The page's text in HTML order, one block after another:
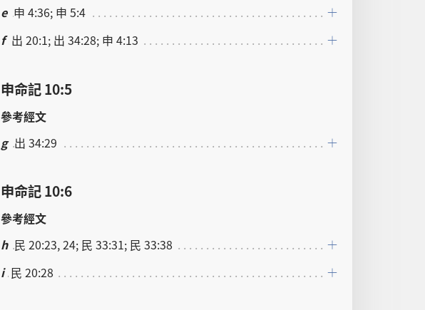
e 申 4:36; 申 5:4
f 出 20:1; 出 34:28; 申 4:13
申命記 10:5
參考經文
g 出 34:29
申命記 10:6
參考經文
h 民 20:23, 24; 民 33:31; 民 33:38
i 民 20:28